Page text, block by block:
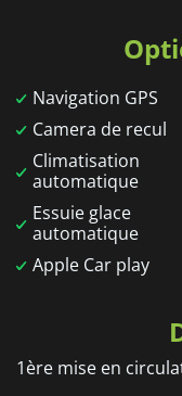
Navigation GPS
Camera de recul
Climatisation
automatique
Essuie glace
automatique
Apple Car play
1ère mise en